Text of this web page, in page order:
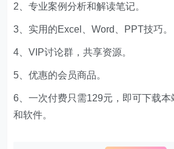
2、专业案例分析和解读笔记。
3、实用的Excel、Word、PPT技巧。
4、VIP讨论群，共享资源。
5、优惠的会员商品。
6、一次付费只需129元，即可下载
和软件。